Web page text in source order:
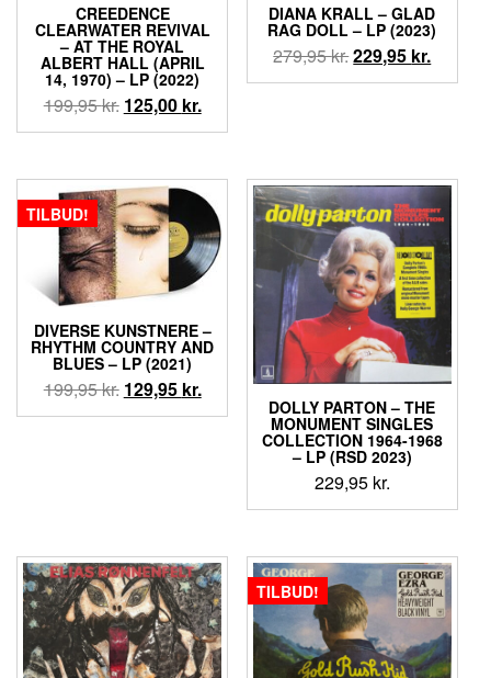
CREEDENCE
CLEARWATER REVIVAL
– AT THE ROYAL
ALBERT HALL (APRIL
14, 1970) – LP (2022)
199,95kr. Den
oprindelige
var:
199,95 kr..
125,00 kr.Den
aktuelle
er:
125,00 kr..
DIANA KRALL – GLAD
RAG DOLL – LP (2023)
279,95kr.Den
oprindelige
229,95 kr.Den
aktuelle
TILBUD!
DIVERSE KUNSTNERE –
RHYTHM COUNTRY AND
BLUES – LP (2021)
199,95kr. Den
oprindelige
129,95 kr.Den
aktuelle
DOLLY PARTON – THE
MONUMENT SINGLES
COLLECTION 1964-1968
– LP (RSD 2023)
229,95 kr.
TILBUD!